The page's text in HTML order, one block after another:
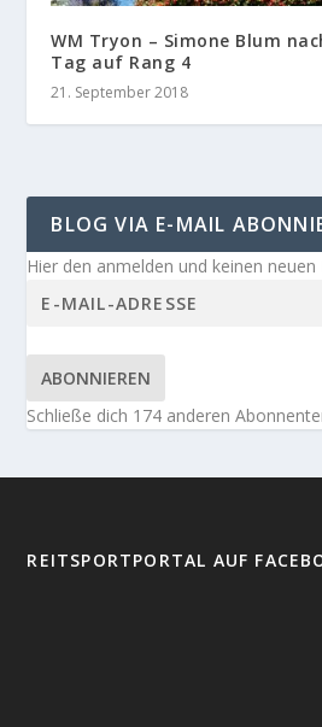
WM Tryon – Simone Blum
Tag auf Rang 4
21. September 2018
BLOG VIA E-MAIL
Hier den anmelden und keinen
ABONNIEREN
Schließe dich 174 anderen
REITSPORTPORTAL AUF